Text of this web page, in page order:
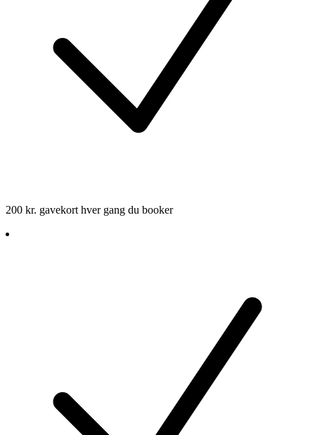
200 kr. gavekort hver gang du booker